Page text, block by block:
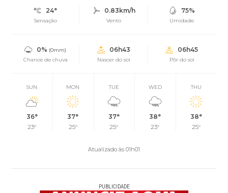
24°
Sensação
0.83km/h
Vento
75%
Umidade
0% (0mm)
Chance de chuva
06h43
Nascer do sol
06h45
Pôr do sol
SUN
36°
23°
MON
37°
25°
TUE
37°
25°
WED
38°
23°
THU
38°
25°
Atualizado às 01h01
PUBLICIDADE